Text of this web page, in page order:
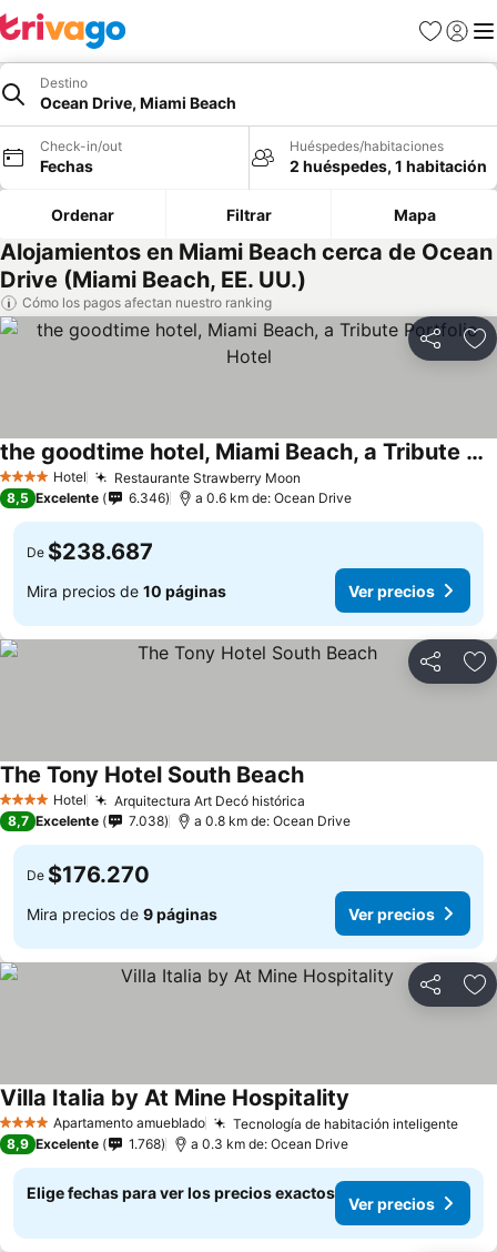
Favoritos
Iniciar
Destino
Ocean Drive, Miami Beach
Check-in/out
Fechas
Huéspedes/habitaciones
2 huéspedes, 1 habitación
Ordenar Filtrar Mapa
Alojamientos en Miami Beach cerca de Ocean
Drive (Miami Beach, EE. UU.)
Cómo los pagos afectan nuestro ranking
Compartir
4 EstrellasHotel Restaurante Strawberry Moon
the goodtime hotel, Miami Beach, a Tribute Portfolio Hotel
8,5 Excelente 6.346 a 0.6 km de: Ocean Drive
De $238.687
Mira precios de 10 páginas Ver precios
Compartir
4 EstrellasHotel Arquitectura Art Decó histórica
The Tony Hotel South Beach
8,7 Excelente 7.038 a 0.8 km de: Ocean Drive
De $176.270
Mira precios de 9 páginas Ver precios
Compartir
4 EstrellasApartamento amueblado Tecnología de habitación inteligente
Villa Italia by At Mine Hospitality
8,9 Excelente 1.768 a 0.3 km de: Ocean Drive
Elige fechas para ver los precios exactos
Ver precios